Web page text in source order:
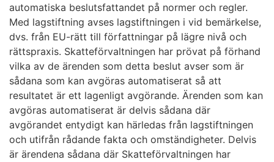
automatiska beslutsfattandet på normer och regler.
Med lagstiftning avses lagstiftningen i vid bemärkelse,
dvs. från EU-rätt till författningar på lägre nivå och
rättspraxis. Skatteförvaltningen har prövat på förhand
vilka av de ärenden som detta beslut avser som är
sådana som kan avgöras automatiserat så att
resultatet är ett lagenligt avgörande. Ärenden som kan
avgöras automatiserat är delvis sådana där
avgörandet entydigt kan härledas från lagstiftningen
och utifrån rådande fakta och omständigheter. Delvis
är ärendena sådana där Skatteförvaltningen har